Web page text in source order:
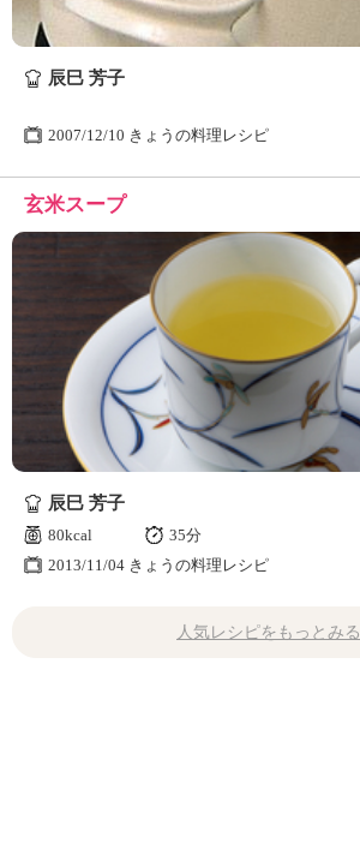
辰巳 芳子
2007/12/10 きょうの料理レシピ
玄米スープ
辰巳 芳子
80kcal
35分
2013/11/04 きょうの料理レシピ
人気レシピをもっとみる